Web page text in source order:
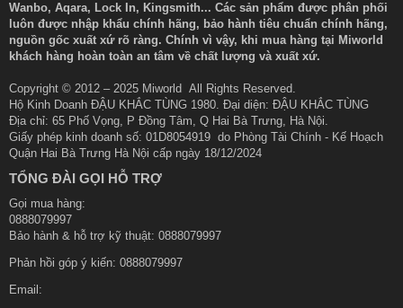
Wanbo, Aqara, Lock In, Kingsmith... Các sản phẩm được phân phối
luôn được nhập khẩu chính hãng, bảo hành tiêu chuẩn chính hãng,
nguồn gốc xuất xứ rõ ràng. Chính vì vậy, khi mua hàng tại Miworld
khách hàng hoàn toàn an tâm về chất lượng và xuất xứ.
Copyright © 2012 – 2025 Miworld All Rights Reserved.
Hộ Kinh Doanh ĐẬU KHẮC TÙNG 1980. Đại diện: ĐẬU KHẮC TÙNG
Địa chỉ: 65 Phố Vọng, P Đồng Tâm, Q Hai Bà Trưng, Hà Nội.
Giấy phép kinh doanh số: 01D8054919 do Phòng Tài Chính - Kế Hoạch
Quận Hai Bà Trưng Hà Nội cấp ngày 18/12/2024
TỔNG ĐÀI GỌI HỖ TRỢ
Gọi mua hàng:
0888079997
Bảo hành & hỗ trợ kỹ thuật: 0888079997
Phản hồi góp ý kiến: 0888079997
Email: